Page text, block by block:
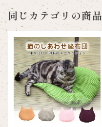
同じカテゴリの商品